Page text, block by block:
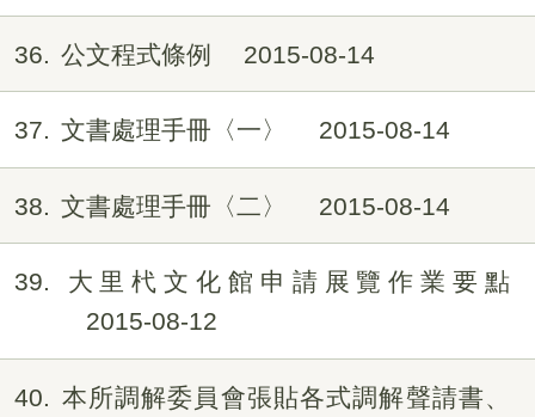
36 公文程式條例 2015-08-14
37 文書處理手冊〈一〉 2015-08-14
38 文書處理手冊〈二〉 2015-08-14
39
大里杙文化館申請展覽作業要點
2015-08-12
40
本所調解委員會張貼各式調解聲請書、